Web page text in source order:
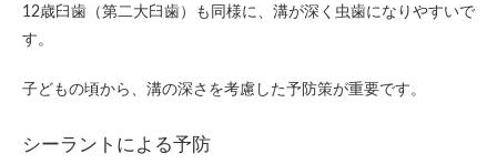
12歳臼歯（第二大臼歯）も同様に、溝が深く虫歯になりやすいで
す。
子どもの頃から、溝の深さを考慮した予防策が重要です。
シーラントによる予防